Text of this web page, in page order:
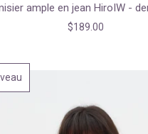
ample en jean HiroIW -
$189.00